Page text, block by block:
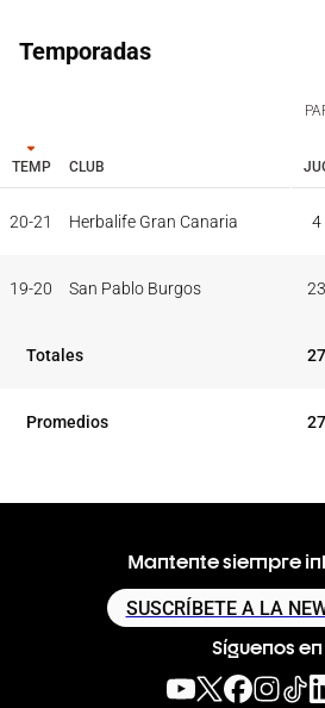
Temporadas
TEMP CLUB
TEMP CLUB
PAR
20-21 Herbalife Gran Canaria 4
19-20 San Pablo Burgos 23
Totales 27
Promedios 27
Mantente siempre
SUSCRÍBETE A LA
Síguenos en